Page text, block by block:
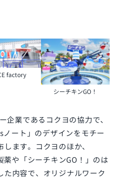
factory
シーチキンGO！
業であるコクヨの協力で、
ート」のデザインをモチー
ます。コクヨのほか、
薬や「シーチキンGO！」のは
た内容で、オリジナルワーク